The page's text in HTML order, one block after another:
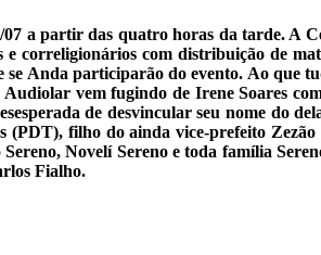
a partir das quatro horas da tarde. A
correligionários com distribuição de
se Anda participarão do evento. Ao que
vem fugindo de Irene Soares
de desvincular seu nome do
filho do ainda vice-prefeito Zezão
Novelí Sereno e toda família
Fialho.